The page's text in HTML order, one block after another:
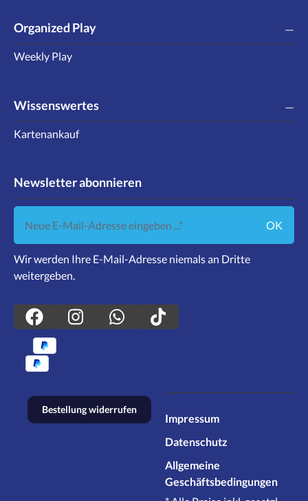
Organized Play
Weekly Play
Wissenswertes
Kartenankauf
Newsletter abonnieren
OK
Wir werden Ihre E-Mail-Adresse niemals an Dritte
weitergeben.
Bestellung widerrufen
Impressum
Datenschutz
Allgemeine
Geschäftsbedingungen